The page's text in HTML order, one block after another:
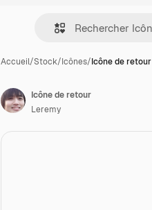
Accueil/Stock/Icônes/Icône de retour
Icône de retour
Leremy